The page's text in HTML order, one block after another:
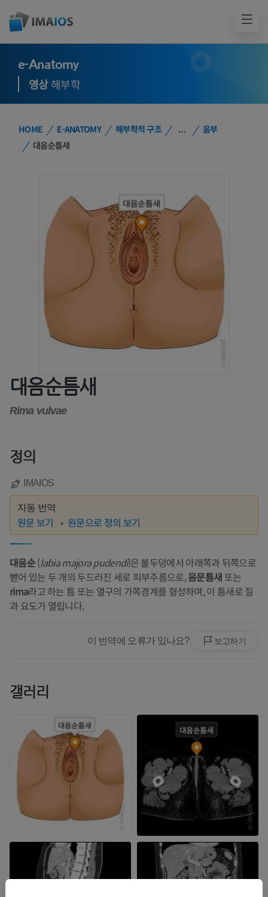
e-Anatomy
영상해부학
HOME E-ANATOMY 해부학적 구조 ...
음부
대음순틈새
대음순틈새
Rima vulvae
정의
IMAIOS
자동 번역
원문 보기 원문으로 정의 보기
대음순(labia majora pudendi)은 불두덩에서 아래쪽과 뒤쪽으로
뻗어 있는 두 개의 두드러진 세로 피부주름으로,음문틈새 또는
rima라고 하는 틈 또는 열구의 가쪽경계를 형성하며, 이 틈새로 질
과 요도가 열립니다.
이 번역에 오류가 있나요? 보고하기
갤러리